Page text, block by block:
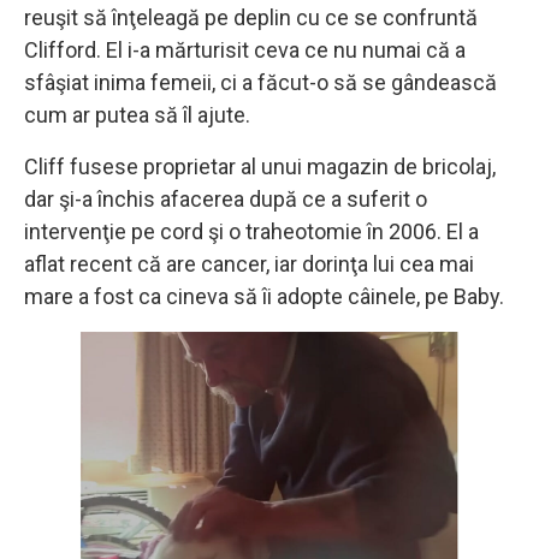
reuşit să înţeleagă pe deplin cu ce se confruntă
Clifford. El i-a mărturisit ceva ce nu numai că a
sfâşiat inima femeii, ci a făcut-o să se gândească
cum ar putea să îl ajute.
Cliff fusese proprietar al unui magazin de bricolaj,
dar şi-a închis afacerea după ce a suferit o
intervenţie pe cord şi o traheotomie în 2006. El a
aflat recent că are cancer, iar dorinţa lui cea mai
mare a fost ca cineva să îi adopte câinele, pe Baby.